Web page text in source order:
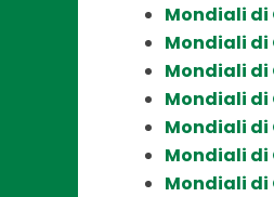
Mondiali di
Mondiali di
Mondiali di
Mondiali di
Mondiali di
Mondiali di
Mondiali di